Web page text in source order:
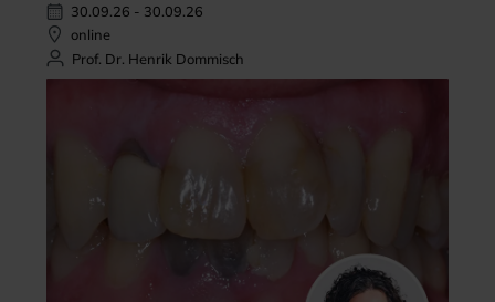
30.09.26 - 30.09.26
online
Prof. Dr. Henrik Dommisch